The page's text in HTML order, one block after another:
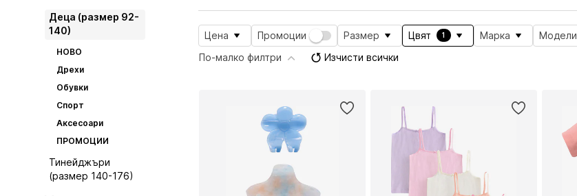
Деца (размер 92-
140)
НОВО
Дрехи
Обувки
Спорт
Аксесоари
ПРОМОЦИИ
Тинейджъри
(размер 140-176)
Цена Промоции Размер Цвят 1 Марка Модели
По-малко филтри
Изчисти всички